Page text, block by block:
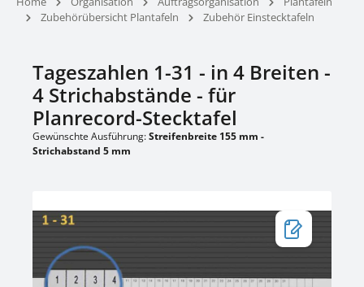
Zubehörübersicht Plantafeln
Zubehör Einstecktafeln
Tageszahlen 1-31 - in 4 Breiten -
4 Strichabstände - für
Planrecord-Stecktafel
Gewünschte Ausführung:Streifenbreite 155 mm -
Strichabstand 5 mm